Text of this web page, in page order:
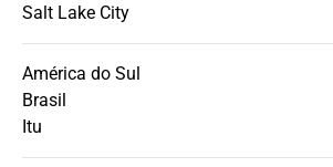
Salt Lake City
América do Sul
Brasil
Itu